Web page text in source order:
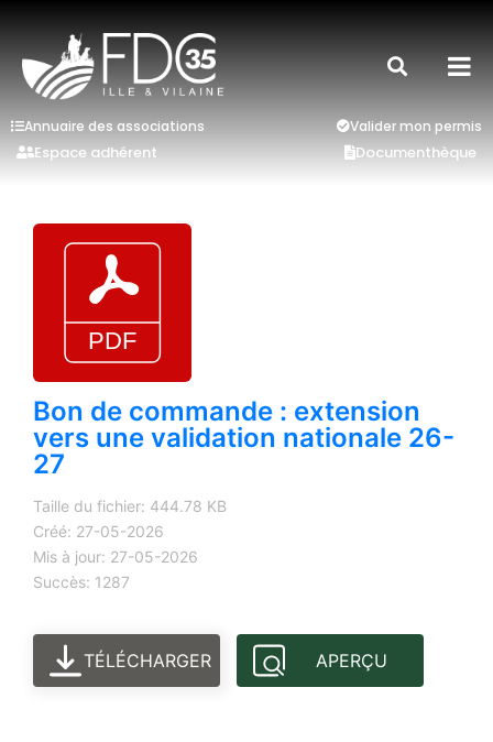
Annuaire des associations Valider mon permis
Espace adhérent Documenthèque
Bon de commande : extension
vers une validation nationale 26-
27
Taille du fichier: 444.78 KB
Créé: 27-05-2026
Mis à jour: 27-05-2026
Succès: 1287
TÉLÉCHARGER APERÇU